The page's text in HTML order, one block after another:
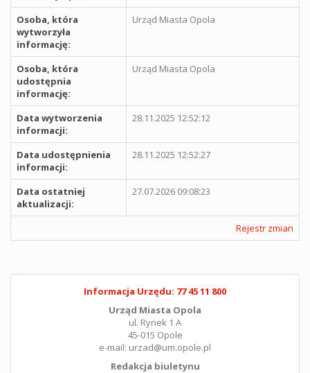
Osoba, która
wytworzyła
informację:
Urząd Miasta Opola
Osoba, która
udostępnia
informację:
Urząd Miasta Opola
Data wytworzenia
informacji:
28.11.2025 12:52:12
Data udostępnienia
informacji:
28.11.2025 12:52:27
Data ostatniej
aktualizacji:
27.07.2026 09:08:23
Rejestr zmian
Informacja Urzędu: 77 45 11 800
Urząd Miasta Opola
ul. Rynek 1 A
45-015 Opole
e-mail: urzad@um.opole.pl
Redakcja biuletynu